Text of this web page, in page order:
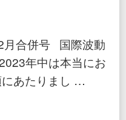
月合併号 国際波動
年中は本当にお
あたりまし …